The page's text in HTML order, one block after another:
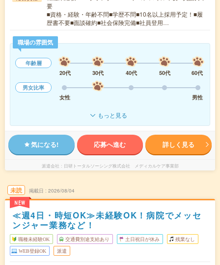
要
■資格・経験・年齢不問■学歴不問■10名以上採用予定！■履
歴書不要■面談確約■社会保険完備■社員登用…
職場の雰囲気
年齢層
20代
30代 40代 50代
60代
男女比率
女性
男性
もっと見る
気になる! 応募へ進む 詳しく見る
派遣会社 日研トータルソーシング株式会社 メディカルケア事業部
未読
NEW
掲載日 2026/08/04
≪週4日・時短OK≫未経験OK！病院でメッセ
ンジャー業務など！
職種未経験OK 交通費別途支給あり 土日祝日が休み 残業なし
WEB登録OK 派遣